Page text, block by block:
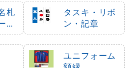
札
ス
ル
タスキ・リボ
ン・記章
ユニフォーム